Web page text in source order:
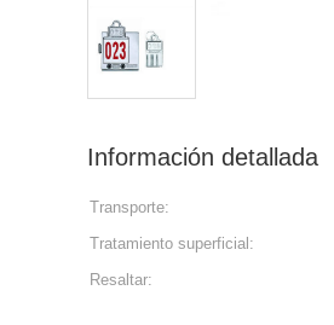
Información detallada
Transporte:
Tratamiento superficial:
Resaltar: